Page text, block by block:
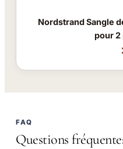
Nordstrand Sangle
pour 2
FAQ
Questions